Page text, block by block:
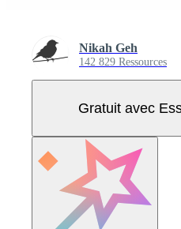
Nikah Geh
142 829 Ressources
Gratuit avec